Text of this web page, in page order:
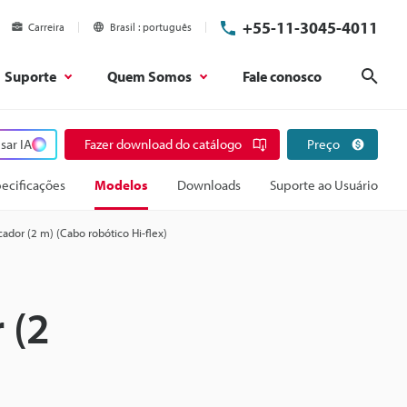
Carreira Brasil português +55-11-3045-4011
Suporte Quem Somos Fale conosco
IA Fazer download do catálogo Preço
Modelos Downloads Suporte ao Usuário
(2 m) (Cabo robótico Hi-flex)
(2